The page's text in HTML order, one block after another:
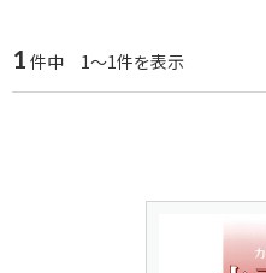
1 件中 1～1件を表示